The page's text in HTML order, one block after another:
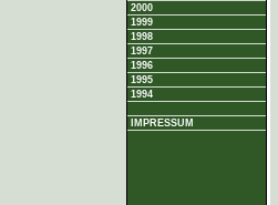
2000
1999
1998
1997
1996
1995
1994
IMPRESSUM